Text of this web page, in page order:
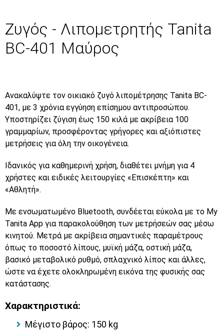
Ζυγός - Λιπομετρητής Tanita
BC-401 Μαύρος
Ανακαλύψτε τον οικιακό ζυγό λιπομέτρησης Tanita BC-
401, με 3 χρόνια εγγύηση επίσημου αντιπροσώπου.
Υποστηρίζει ζύγιση έως 150 κιλά με ακρίβεια 100
γραμμαρίων, προσφέροντας γρήγορες και αξιόπιστες
μετρήσεις για όλη την οικογένεια.
Ιδανικός για καθημερινή χρήση, διαθέτει μνήμη για 4
χρήστες και ειδικές λειτουργίες «Επισκέπτη» και
«Αθλητή».
Με ενσωματωμένο Bluetooth, συνδέεται εύκολα με το My
Tanita App για παρακολούθηση των μετρήσεών σας μέσω
κινητού. Μετρά με ακρίβεια σημαντικές παραμέτρους
όπως το ποσοστό λίπους, μυϊκή μάζα, οστική μάζα,
βασικό μεταβολικό ρυθμό, σπλαχνικό λίπος και άλλες,
ώστε να έχετε ολοκληρωμένη εικόνα της φυσικής σας
κατάστασης.
Χαρακτηριστικά:
Μέγιστο βάρος: 150 kg